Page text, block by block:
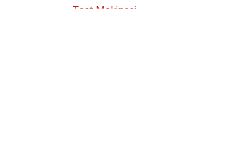
Tost Makinesi